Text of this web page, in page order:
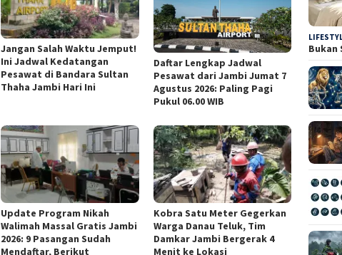
Jangan Salah Waktu Jemput!
Ini Jadwal Kedatangan
Pesawat di Bandara Sultan
Thaha Jambi Hari Ini
Daftar Lengkap Jadwal
Pesawat dari Jambi Jumat 7
Agustus 2026: Paling Pagi
Pukul 06.00 WIB
Update Program Nikah
Walimah Massal Gratis Jambi
2026: 9 Pasangan Sudah
Mendaftar, Berikut
Kobra Satu Meter Gegerkan
Warga Danau Teluk, Tim
Damkar Jambi Bergerak 4
Menit ke Lokasi
Bukan